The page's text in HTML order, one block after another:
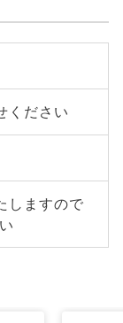
ください
しますので